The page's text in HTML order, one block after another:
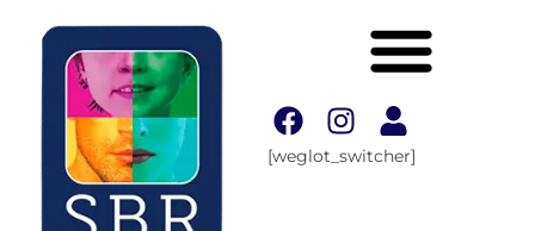
[weglot_switcher]